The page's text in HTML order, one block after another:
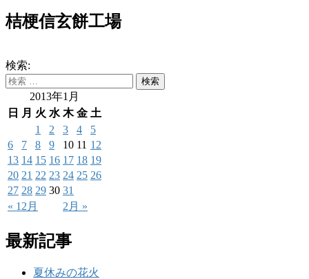
桔梗信玄餅工場
検索:
2013年1月
日
月 火 水 木 金 土
« 12月 2月 »
1 2 3 4
5
6
7 8 9 10 11 12
13 14 15 16 17 18 19
20 21 22 23 24 25 26
27 28 29 30 31
最新記事
夏休みの花火